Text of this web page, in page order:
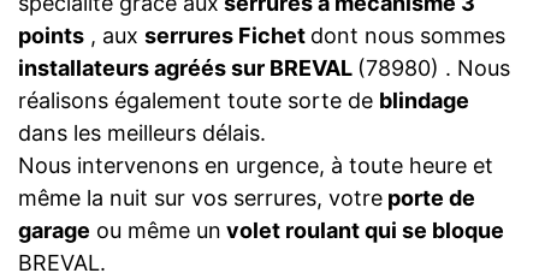
points , aux serrures Fichet dont nous sommes
installateurs agréés sur BREVAL (78980) . Nous
réalisons également toute sorte de blindage
dans les meilleurs délais.
Nous intervenons en urgence, à toute heure et
même la nuit sur vos serrures, votre porte de
garage ou même un volet roulant qui se bloque
BREVAL.